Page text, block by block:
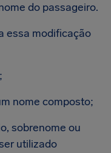
do passageiro.
essa modificação
nome composto;
sobrenome ou
utilizado